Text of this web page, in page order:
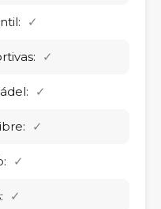
✓
✓
✓
✓
✓
✓